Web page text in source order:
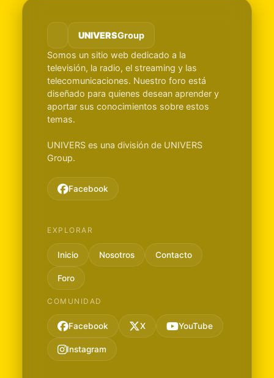
UNIVERSGroup
Somos un sitio web dedicado a la
televisión, la radio, el streaming y las
telecomunicaciones. Nuestro foro está
diseñado para quienes desean aprender y
aportar sus conocimientos sobre estos
temas.
UNIVERS es una división de UNIVERS
Group.
Facebook
EXPLORAR
Inicio Nosotros Contacto
Foro
COMUNIDAD
Facebook X YouTube
Instagram